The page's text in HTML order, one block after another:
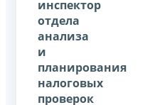
инспектор
отдела
анализа
и
планирования
налоговых
проверок